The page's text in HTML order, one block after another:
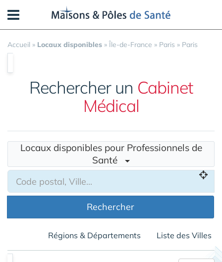
Accueil » Locaux disponibles » Île-de-France » Paris » Paris
Rechercher un Cabinet
Médical
Locaux disponibles pour Professionnels de
Santé
Rechercher
Régions & Départements Liste des Villes
Panneau de gestion des cookies